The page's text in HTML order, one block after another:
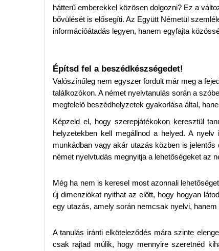
hátterű emberekkel közösen dolgozni? Ez a
bővülését is elősegíti. Az Együtt Németül
információátadás legyen, hanem egyfajta
Építsd fel a beszédkészségedet!
Valószínűleg nem egyszer fordult már meg a
találkozókon. A német nyelvtanulás során a
megfelelő beszédhelyzetek gyakorlása által,
Képzeld el, hogy szerepjátékokon keresztül
helyzetekben kell megállnod a helyed. A
munkádban vagy akár utazás közben is
német nyelvtudás megnyitja a lehetőségeket az
Még ha nem is keresel most azonnali
új dimenziókat nyithat az előtt, hogy hogyan
egy utazás, amely során nemcsak nyelvi,
A tanulás iránti elköteleződés mára szinte
csak rajtad múlik, hogy mennyire szeretnéd